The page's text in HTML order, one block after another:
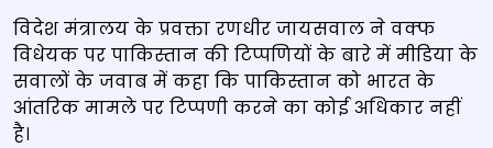
विदेश मंत्रालय के प्रवक्ता रणधीर जायसवाल ने वक्फ
विधेयक पर पाकिस्तान की टिप्पणियों के बारे में मीडिया के
सवालों के जवाब में कहा कि पाकिस्तान को भारत के
आंतरिक मामले पर टिप्पणी करने का कोई अधिकार नहीं
है।